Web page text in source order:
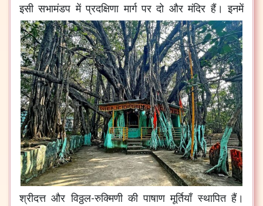
इसी सभामंडप में प्रदक्षिणा मार्ग पर दो और मंदिर हैं।इनमें
श्रीदत्त और विठ्ठल-रुक्मिणी की पाषाण मूर्तियाँ स्थापित हैं।